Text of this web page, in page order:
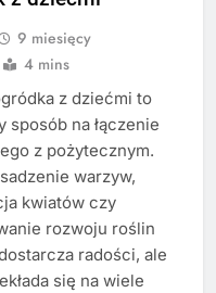
9 miesięcy
4 mins
z dziećmi to
sposób na łączenie
z pożytecznym.
warzyw,
kwiatów czy
rozwoju roślin
radości, ale
się na wiele